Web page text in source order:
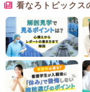
看なろトピックス